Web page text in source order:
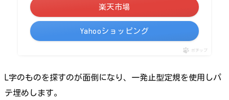
楽天市場
Yahooショッピング
ポチップ
L字のものを探すのが面倒になり、一発止型定規を使用しパ
テ埋めします。